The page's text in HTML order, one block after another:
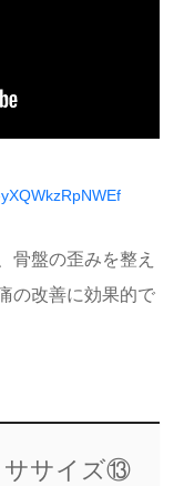
骨盤の歪みを整え
の改善に効果的で
ササイズ⑬